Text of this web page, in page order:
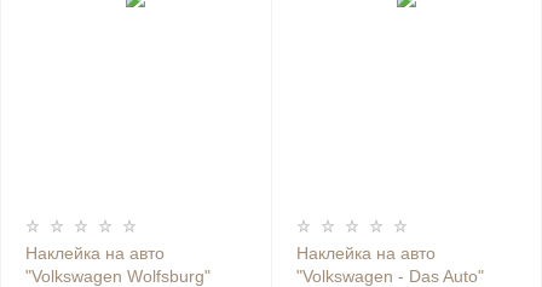
Наклейка на авто
"Volkswagen Wolfsburg"
Наклейка на авто
"Volkswagen - Das Auto"